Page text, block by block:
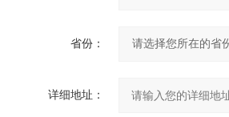
省份：
详细地址：